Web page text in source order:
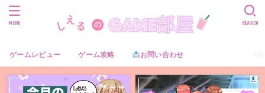
ゲームレビュー ゲーム攻略 お問い合わせ
SEARCH
MENU